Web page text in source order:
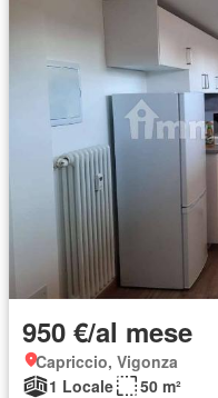
950 €/al mese
Capriccio, Vigonza
1 Locale
50 m²